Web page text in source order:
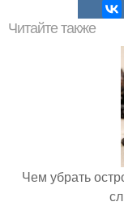
Читайте также
Чем убрать